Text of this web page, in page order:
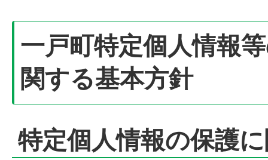
一戸町特定個人情報
関する基本方針
特定個人情報の保護